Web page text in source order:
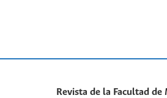
Revista de la Facultad de